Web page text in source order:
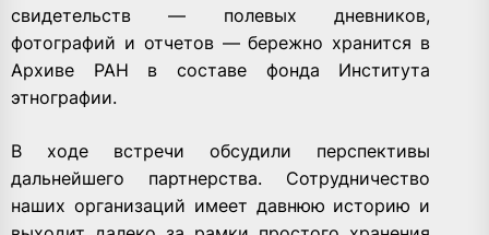
свидетельств — полевых дневников,
фотографий и отчетов — бережно хранится в
Архиве РАН в составе фонда Института
этнографии.
В ходе встречи обсудили перспективы
дальнейшего партнерства. Сотрудничество
наших организаций имеет давнюю историю и